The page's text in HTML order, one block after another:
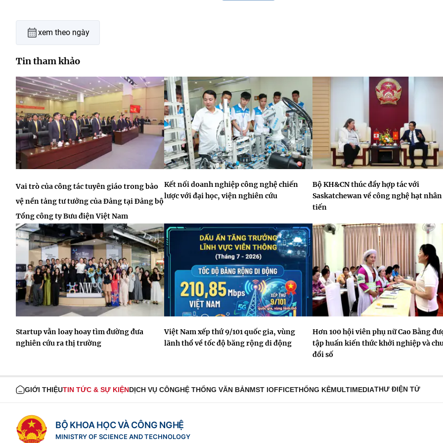
xem theo ngày
Tin tham khảo
Vai trò của công tác tuyên giáo trong bảo
vệ nền tảng tư tưởng của Đảng tại Đảng bộ
Tổng công ty Bưu điện Việt Nam
Kết nối doanh nghiệp công nghệ chiến
lược với đại học, viện nghiên cứu
Bộ KH&CN thúc đẩy hợp tác với
Saskatchewan về công nghệ hạt
tiến
Startup vẫn loay hoay tìm đường đưa
nghiên cứu ra thị trường
Việt Nam xếp thứ 9/101 quốc gia, vùng
lãnh thổ về tốc độ băng rộng di động
Hơn 100 hội viên phụ nữ Cao Bằng
tập huấn kiến thức khởi nghiệp và
đổi số
GIỚI THIỆUTIN TỨC & SỰ KIỆNDỊCH VỤ CÔNGHỆ THỐNG VĂN BẢNMST IOFFICETHỐNG KÊMULTIMEDIATHƯ ĐIỆN TỬ
BỘ KHOA HỌC VÀ CÔNG NGHỆ
MINISTRY OF SCIENCE AND TECHNOLOGY